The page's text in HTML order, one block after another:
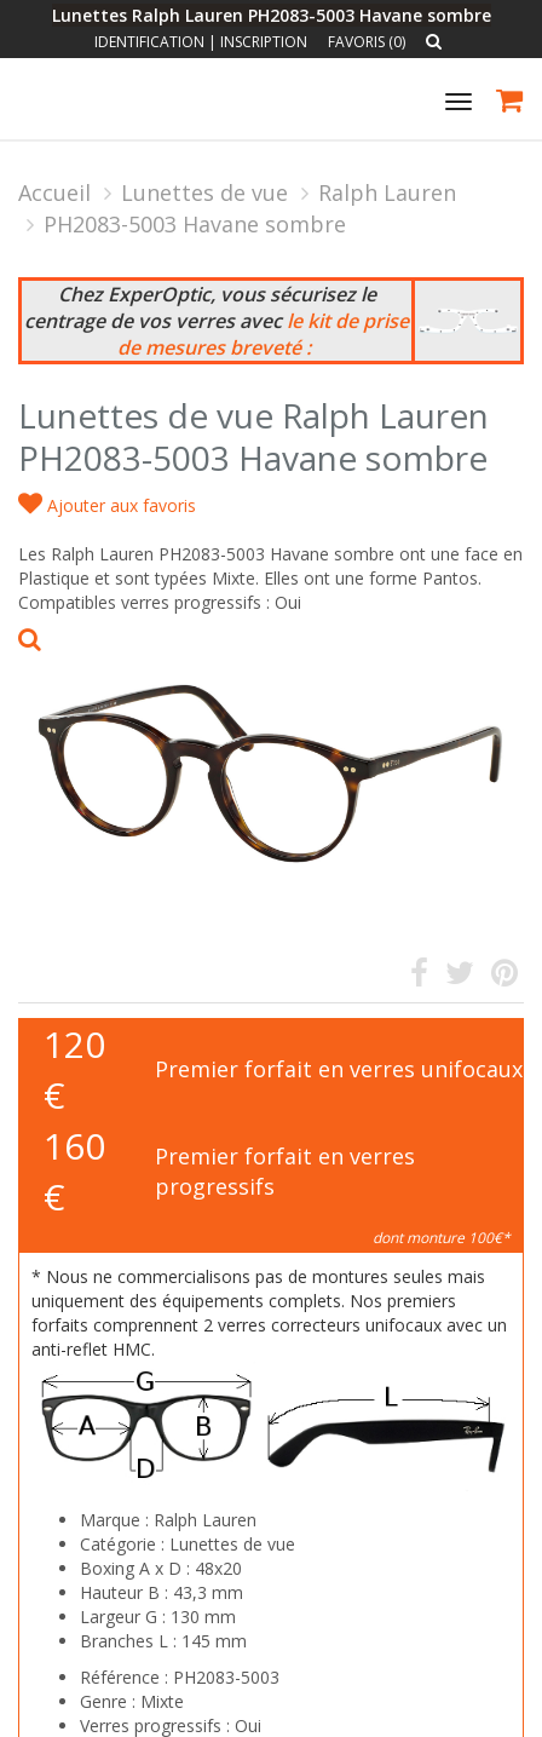
Lunettes Ralph Lauren PH2083-5003 Havane sombre
IDENTIFICATION | INSCRIPTION FAVORIS (0)
Toggle
Accueil Lunettes de vue
Ralph Lauren
PH2083-5003 Havane sombre
Chez ExperOptic, vous sécurisez le
centrage de vos verres avecle kit de prise
de mesures breveté :
Lunettes de vue Ralph Lauren
PH2083-5003 Havane sombre
Ajouter aux favoris
Les Ralph Lauren PH2083-5003 Havane sombre ont une face en
Plastique et sont typées Mixte. Elles ont une forme Pantos.
Compatibles verres progressifs : Oui
120
€
Premier forfait en verres unifocaux
160
€
Premier forfait en verres
progressifs
dont monture 100€*
* Nous ne commercialisons pas de montures seules mais
uniquement des équipements complets. Nos premiers
forfaits comprennent 2 verres correcteurs unifocaux avec un
anti-reflet HMC.
Marque : Ralph Lauren
Catégorie : Lunettes de vue
Boxing A x D : 48x20
Hauteur B : 43,3 mm
Largeur G : 130 mm
Branches L : 145 mm
Référence : PH2083-5003
Genre : Mixte
Verres progressifs : Oui